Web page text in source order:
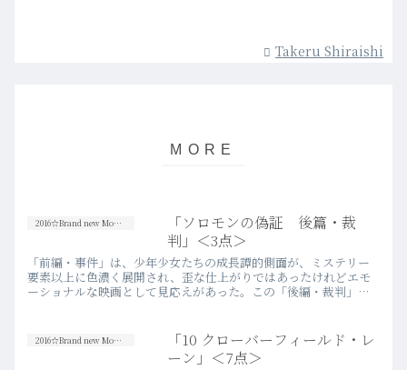
Takeru Shiraishi
2016☆Brand new Movies
「ソロモンの偽証 後篇・裁
判」＜3点＞
「前編・事件」は、少年少女たちの成長譚的側面が、ミステリー
要素以上に色濃く展開され、歪な仕上がりではあったけれどエモ
ーショナルな映画として見応えがあった。この「後編・裁判」に
2016☆Brand new Movies
「10 クローバーフィールド・レ
ーン」＜7点＞